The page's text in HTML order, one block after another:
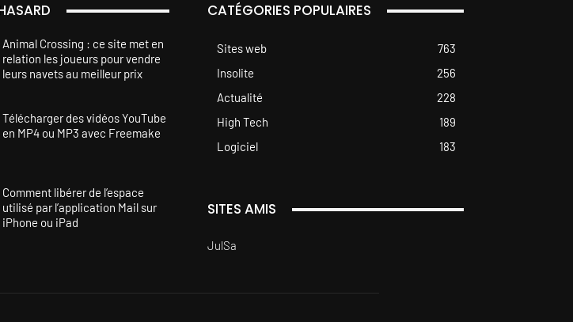
Animal Crossing : ce site met en
relation les joueurs pour vendre
leurs navets au meilleur prix
Télécharger des vidéos YouTube
en MP4 ou MP3 avec Freemake
Comment libérer de l’espace
utilisé par l’application Mail sur
iPhone ou iPad
CATÉGORIES POPULAIRES
Sites web
763
Insolite
256
Actualité
228
High Tech
189
Logiciel
183
SITES AMIS
JulSa